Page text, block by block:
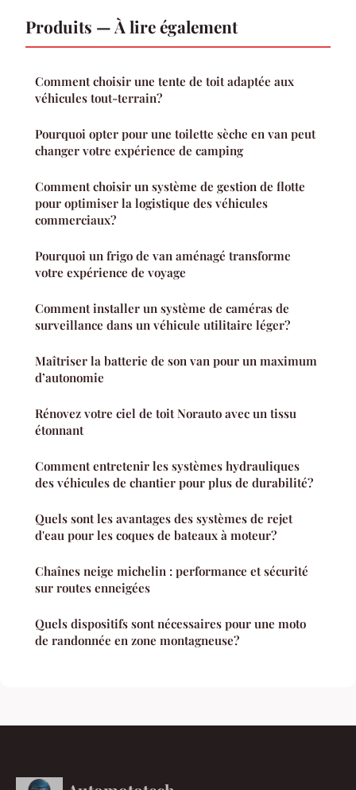
Produits — À lire également
Comment choisir une tente de toit adaptée aux
véhicules tout-terrain?
Pourquoi opter pour une toilette sèche en van peut
changer votre expérience de camping
Comment choisir un système de gestion de flotte
pour optimiser la logistique des véhicules
commerciaux?
Pourquoi un frigo de van aménagé transforme
votre expérience de voyage
Comment installer un système de caméras de
surveillance dans un véhicule utilitaire léger?
Maîtriser la batterie de son van pour un maximum
d’autonomie
Rénovez votre ciel de toit Norauto avec un tissu
étonnant
Comment entretenir les systèmes hydrauliques
des véhicules de chantier pour plus de durabilité?
Quels sont les avantages des systèmes de rejet
d'eau pour les coques de bateaux à moteur?
Chaînes neige michelin : performance et sécurité
sur routes enneigées
Quels dispositifs sont nécessaires pour une moto
de randonnée en zone montagneuse?